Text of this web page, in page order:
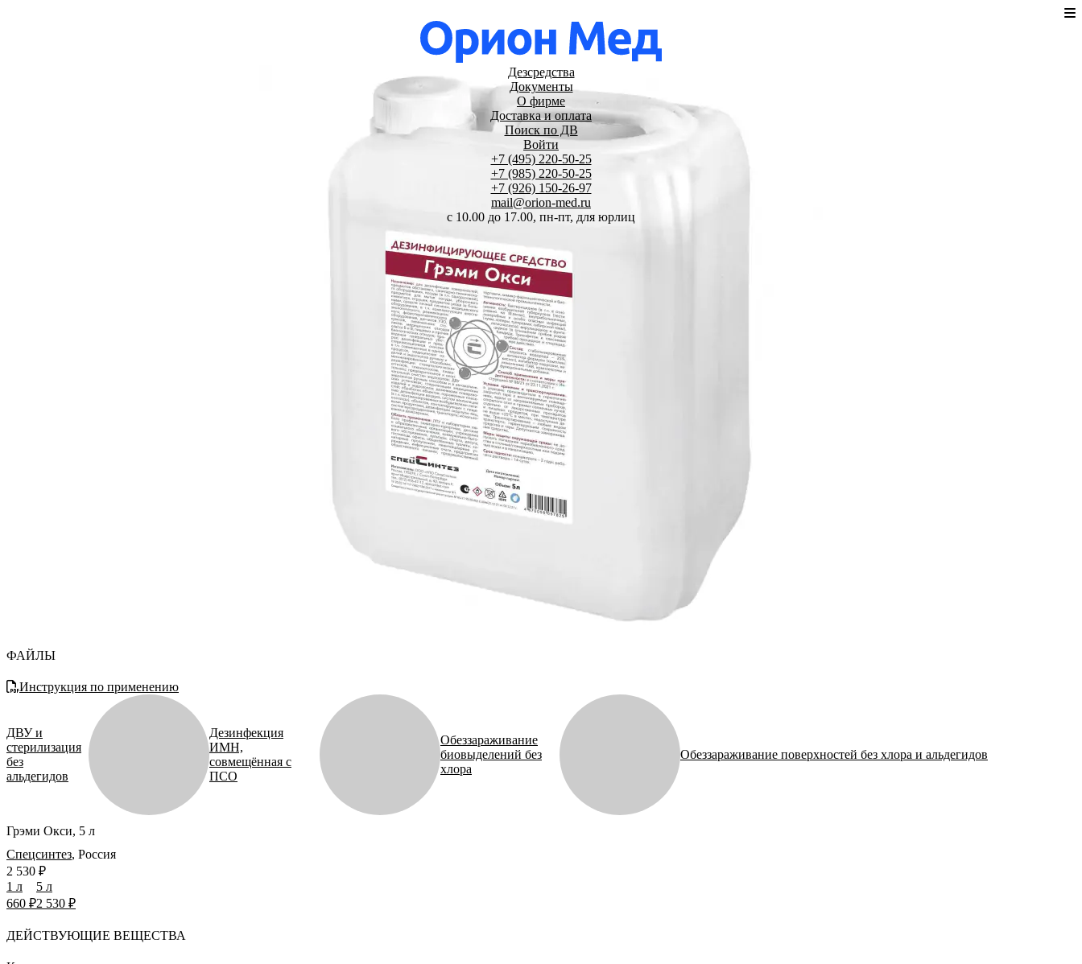
Дезсредства
Документы
О фирме
Доставка и оплата
Поиск по ДВ
Войти
+7 (495) 220-50-25
+7 (985) 220-50-25
+7 (926) 150-26-97
mail@orion-med.ru
c 10.00 до 17.00, пн-пт, для юрлиц
ФАЙЛЫ
Инструкция по применению
ДВУ и
стерилизация
без
альдегидов
Дезинфекция
ИМН,
совмещённая с
ПСО
Обеззараживание
биовыделений без
хлора
Обеззараживание поверхностей без хлора и альдегидов
Грэми Окси, 5 л
Спецсинтез, Россия
1 л
660 ₽
5 л
2 530 ₽
ДЕЙСТВУЮЩИЕ ВЕЩЕСТВА
2 530 ₽